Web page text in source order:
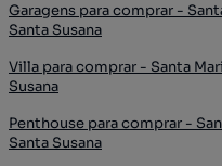
Garagens para comprar -
Santa Susana
Villa para comprar - Santa
Susana
Penthouse para comprar -
Santa Susana